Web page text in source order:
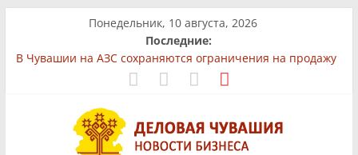
content
Понедельник, 10 августа, 2026
Последние:
В Чувашии на АЗС сохраняются ограничения на продажу
Бизнес-парк «КУБ»: всё для роста в одной локации
Фермер из Чувашии увеличит производство